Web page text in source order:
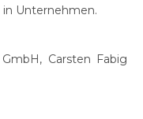
Unternehmen.
Carsten Fabig